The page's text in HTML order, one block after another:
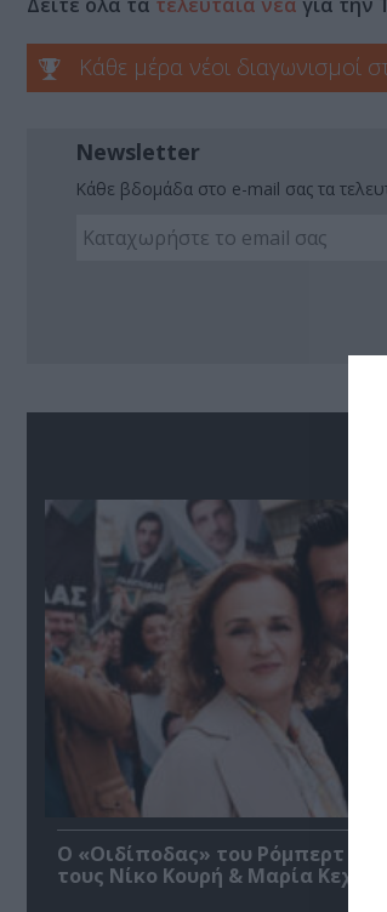
Κάθε μέρα νέοι διαγωνισμοί
Newsletter
Κάθε βδομάδα στο e-mail σας τα
O «Οιδίποδας» του Ρόμπερτ Άικ
τους Νίκο Κουρή & Μαρία